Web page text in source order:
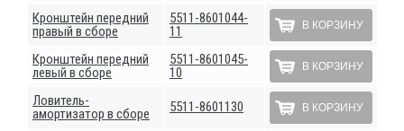
Кронштейн передний
правый в сборе
5511-8601044-
11
В КОРЗИНУ
Кронштейн передний
левый в сборе
5511-8601045-
10
В КОРЗИНУ
Ловитель-
амортизатор в сборе
5511-8601130 В КОРЗИНУ